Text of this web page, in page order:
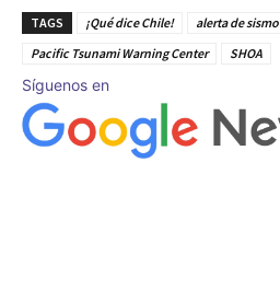
TAGS ¡Qué dice Chile! alerta de sismo
Pacific Tsunami Warning Center
SHOA
Síguenos en